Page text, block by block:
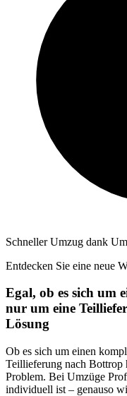
Schneller Umzug dank
Entdecken Sie eine neue
Egal, ob es sich um
nur um eine
Lösung
Ob es sich um einen
Teillieferung nach Bottrop
Problem. Bei Umzüge
individuell ist – genauso